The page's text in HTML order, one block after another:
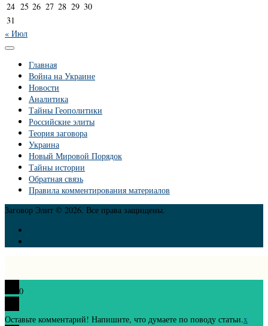
24 25 26 27 28 29 30
31
« Июл
Главная
Война на Украине
Новости
Аналитика
Тайны Геополитики
Российские элиты
Теория заговора
Украина
Новый Мировой Порядок
Тайны истории
Обратная связь
Правила комментирования материалов
Заговор Элит © 2026. Все права защищены.
0
Оставьте комментарий! Напишите, что думаете по поводу статьи.x